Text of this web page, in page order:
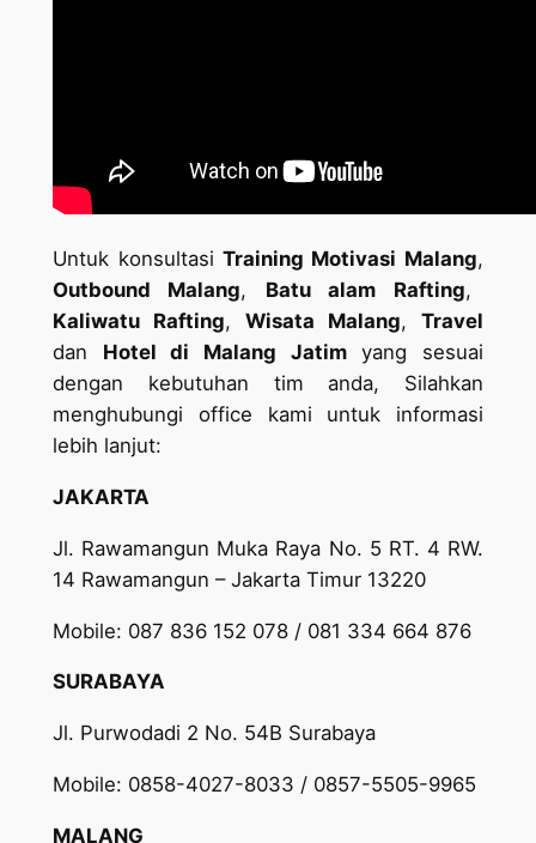
Untuk konsultasi Training Motivasi Malang,
Outbound Malang, Batu alam Rafting,
Kaliwatu Rafting,Wisata Malang,Travel
dan Hotel di Malang Jatimyang sesuai
dengan kebutuhan tim anda, Silahkan
menghubungi office kami untuk informasi
lebih lanjut:
JAKARTA
Jl. Rawamangun Muka Raya No. 5 RT. 4 RW.
14 Rawamangun – Jakarta Timur 13220
Mobile: 087 836 152 078 / 081 334 664 876
SURABAYA
Jl. Purwodadi 2 No. 54B Surabaya
Mobile: 0858-4027-8033 / 0857-5505-9965
MALANG